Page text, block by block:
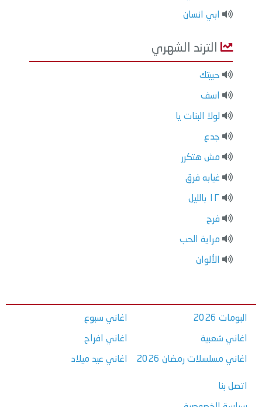
ابي انسان
الترند الشهري
حبيتك
اسف
لولا البنات يا
جدع
مش هتكرر
غيابه فرق
١٢ بالليل
فرح
مراية الحب
الألوان
البومات 2026
اغاني شعبية
اغاني مسلسلات رمضان 2026
اغاني سبوع
اغاني افراح
اغاني عيد ميلاد
اتصل بنا